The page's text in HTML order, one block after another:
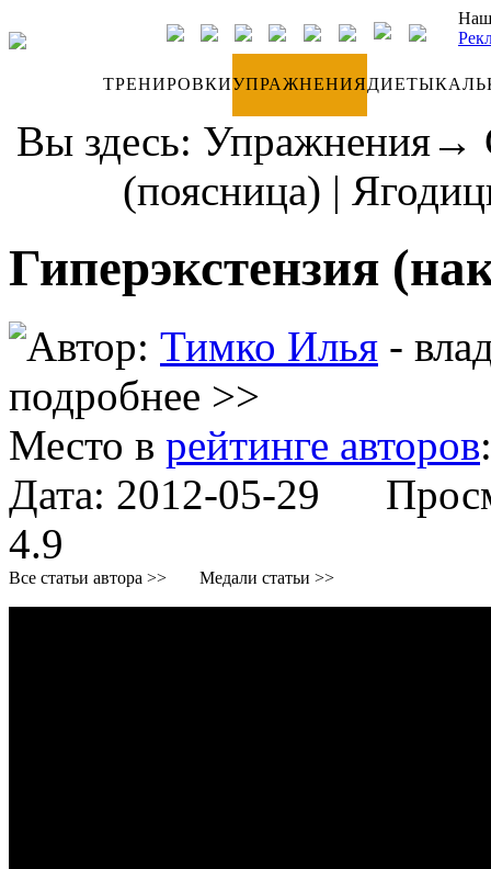
ТРЕНИРОВКИУПРАЖНЕНИЯДИЕТЫ
Вы здесь: Упражнения→
(поясница) |
Гиперэкстензия
Автор: Тимко Илья -
подробнее >>
Место в рейтинге авторов
Дата: 2012-05-29
4.9
Все статьи автора >> Медали статьи >>